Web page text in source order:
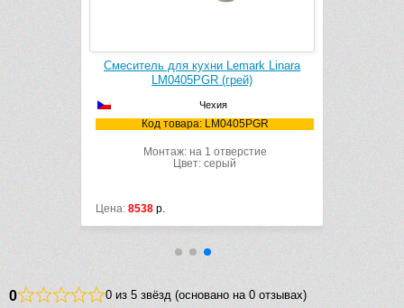
Смеситель для кухни Lemark Comfort
LM3061PGR (грей)
Чехия
Код товара: LM3061PGR
Монтаж: на 1 отверстие
Цвет: серый
Цена:22818
0 0 из 5 звёзд (основано на 0 отзывах)